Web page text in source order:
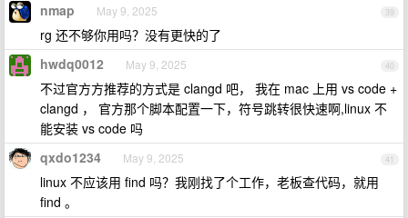
39
nmap May 9, 2025
rg 还不够你用吗？没有更快的了
40
hwdq0012 May 9, 2025
不过官方方推荐的方式是 clangd 吧， 我在 mac 上用 vs code +
clangd ， 官方那个脚本配置一下，符号跳转很快速啊,linux 不
能安装 vs code 吗
41
qxdo1234 May 9, 2025
linux 不应该用 find 吗？我刚找了个工作，老板查代码，就用
find 。